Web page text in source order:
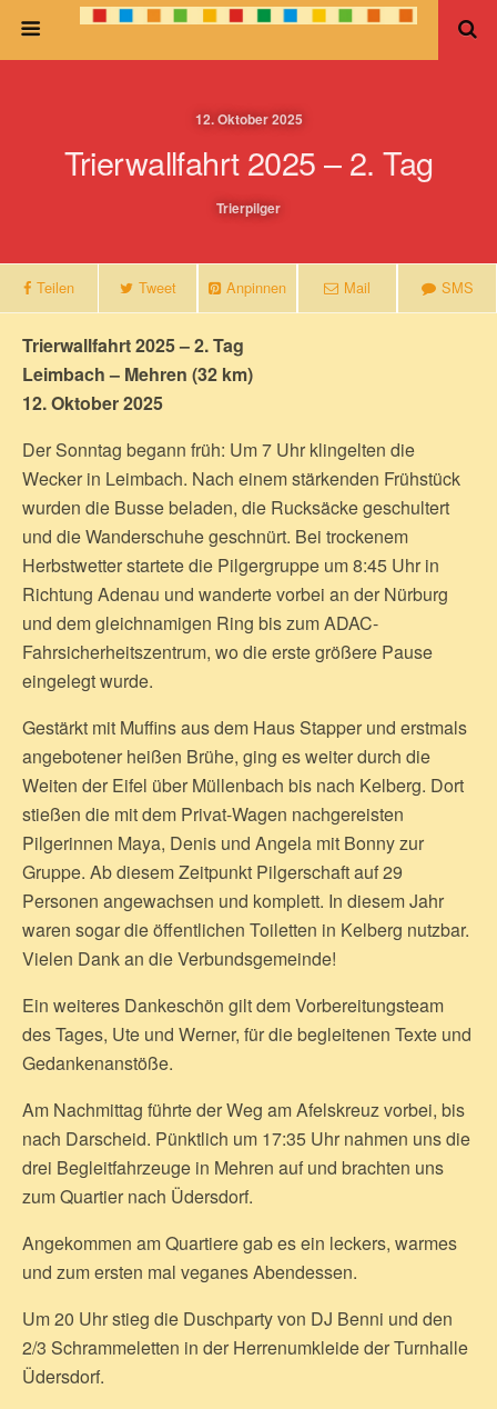
12. Oktober 2025
Trierwallfahrt 2025 – 2. Tag
Trierpilger
Teilen Tweet Anpinnen Mail SMS
Trierwallfahrt 2025 – 2. Tag
Leimbach – Mehren (32 km)
12. Oktober 2025
Der Sonntag begann früh: Um 7 Uhr klingelten die
Wecker in Leimbach. Nach einem stärkenden Frühstück
wurden die Busse beladen, die Rucksäcke geschultert
und die Wanderschuhe geschnürt. Bei trockenem
Herbstwetter startete die Pilgergruppe um 8:45 Uhr in
Richtung Adenau und wanderte vorbei an der Nürburg
und dem gleichnamigen Ring bis zum ADAC-
Fahrsicherheitszentrum, wo die erste größere Pause
eingelegt wurde.
Gestärkt mit Muffins aus dem Haus Stapper und erstmals
angebotener heißen Brühe, ging es weiter durch die
Weiten der Eifel über Müllenbach bis nach Kelberg. Dort
stießen die mit dem Privat-Wagen nachgereisten
Pilgerinnen Maya, Denis und Angela mit Bonny zur
Gruppe. Ab diesem Zeitpunkt Pilgerschaft auf 29
Personen angewachsen und komplett. In diesem Jahr
waren sogar die öffentlichen Toiletten in Kelberg nutzbar.
Vielen Dank an die Verbundsgemeinde!
Ein weiteres Dankeschön gilt dem Vorbereitungsteam
des Tages, Ute und Werner, für die begleitenen Texte und
Gedankenanstöße.
Am Nachmittag führte der Weg am Afelskreuz vorbei, bis
nach Darscheid. Pünktlich um 17:35 Uhr nahmen uns die
drei Begleitfahrzeuge in Mehren auf und brachten uns
zum Quartier nach Üdersdorf.
Angekommen am Quartiere gab es ein leckers, warmes
und zum ersten mal veganes Abendessen.
Um 20 Uhr stieg die Duschparty von DJ Benni und den
2/3 Schrammeletten in der Herrenumkleide der Turnhalle
Üdersdorf.